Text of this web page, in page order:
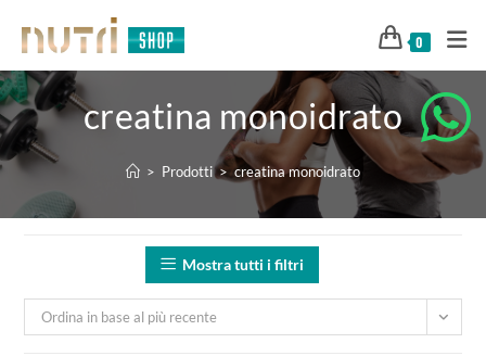
0
creatina monoidrato
> Prodotti > creatina monoidrato
Mostra tutti i filtri
Ordina in base al più recente